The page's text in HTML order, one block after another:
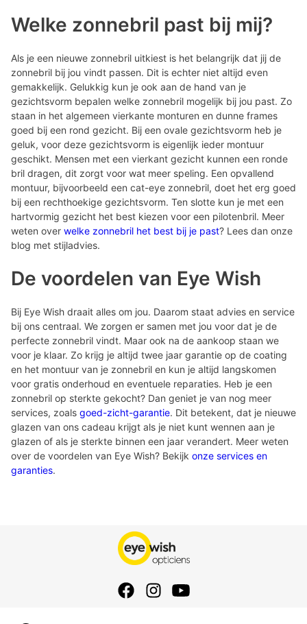
Welke zonnebril past bij mij?
Als je een nieuwe zonnebril uitkiest is het belangrijk dat jij de
zonnebril bij jou vindt passen. Dit is echter niet altijd even
gemakkelijk. Gelukkig kun je ook aan de hand van je
gezichtsvorm bepalen welke zonnebril mogelijk bij jou past. Zo
staan in het algemeen vierkante monturen en dunne frames
goed bij een rond gezicht. Bij een ovale gezichtsvorm heb je
geluk, voor deze gezichtsvorm is eigenlijk ieder montuur
geschikt. Mensen met een vierkant gezicht kunnen een ronde
bril dragen, dit zorgt voor wat meer speling. Een opvallend
montuur, bijvoorbeeld een cat-eye zonnebril, doet het erg goed
bij een rechthoekige gezichtsvorm. Ten slotte kun je met een
hartvormig gezicht het best kiezen voor een pilotenbril. Meer
weten over welke zonnebril het best bij je past? Lees dan onze
blog met stijladvies.
De voordelen van Eye Wish
Bij Eye Wish draait alles om jou. Daarom staat advies en service
bij ons centraal. We zorgen er samen met jou voor dat je de
perfecte zonnebril vindt. Maar ook na de aankoop staan we
voor je klaar. Zo krijg je altijd twee jaar garantie op de coating
en het montuur van je zonnebril en kun je altijd langskomen
voor gratis onderhoud en eventuele reparaties. Heb je een
zonnebril op sterkte gekocht? Dan geniet je van nog meer
services, zoals goed-zicht-garantie. Dit betekent, dat je nieuwe
glazen van ons cadeau krijgt als je niet kunt wennen aan je
glazen of als je sterkte binnen een jaar verandert. Meer weten
over de voordelen van Eye Wish? Bekijk onze services en
garanties.